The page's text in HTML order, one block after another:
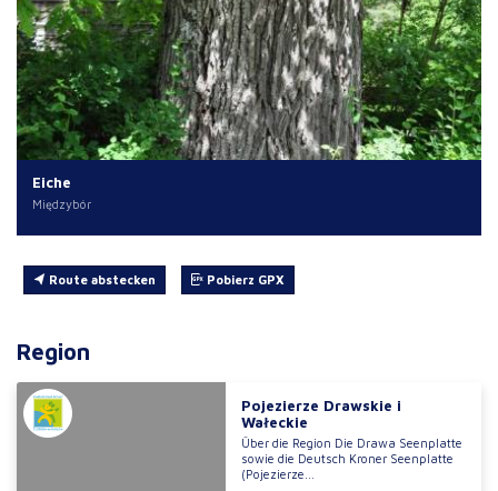
Eiche
Międzybór
Route abstecken Pobierz GPX
Region
Pojezierze Drawskie i
Wałeckie
Über die Region Die Drawa Seenplatte
sowie die Deutsch Kroner Seenplatte
(Pojezierze...